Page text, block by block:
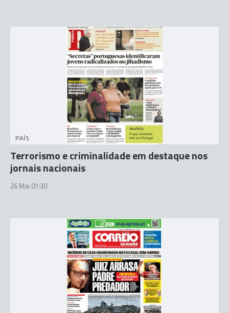
PAÍS
Terrorismo e criminalidade em destaque nos
jornais nacionais
26 Mai 07:30